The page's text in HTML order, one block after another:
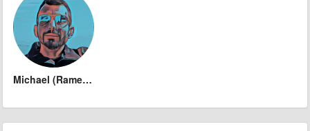
Michael (Ramen Software)